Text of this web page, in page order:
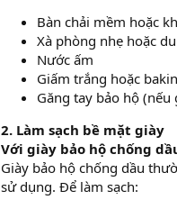
Bàn chải mềm hoặc
Xà phòng nhẹ hoặc
Nước ấm
Giấm trắng hoặc
Găng tay bảo hộ
2. Làm sạch bề mặt giày
Với giày bảo hộ chống
Giày bảo hộ chống dầu
sử dụng. Để làm sạch: